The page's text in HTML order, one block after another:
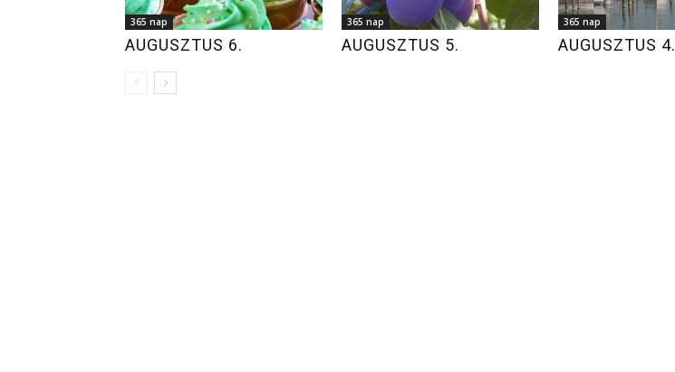
365 nap
AUGUSZTUS 6.
365 nap
AUGUSZTUS 5.
365 nap
AUGUSZTUS 4.